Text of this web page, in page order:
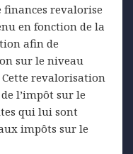
finances revalorise
en fonction de la
afin de
sur le niveau
revalorisation
l’impôt sur le
qui lui sont
impôts sur le